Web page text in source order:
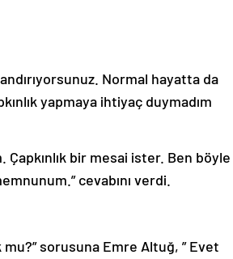
Normal hayatta da
yapmaya ihtiyaç duymadım
bir mesai ister. Ben böyle
cevabını verdi.
mu?” sorusuna Emre Altuğ, ” Evet